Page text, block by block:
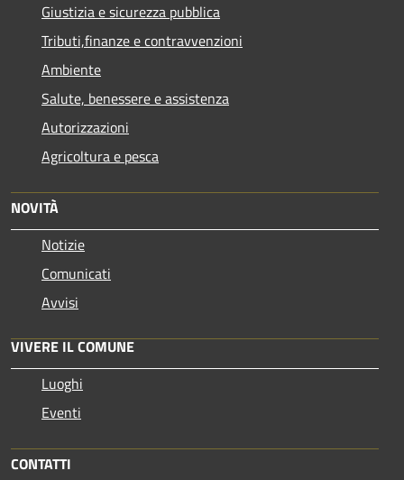
Giustizia e sicurezza pubblica
Tributi,finanze e contravvenzioni
Ambiente
Salute, benessere e assistenza
Autorizzazioni
Agricoltura e pesca
NOVITÀ
Notizie
Comunicati
Avvisi
VIVERE IL COMUNE
Luoghi
Eventi
CONTATTI